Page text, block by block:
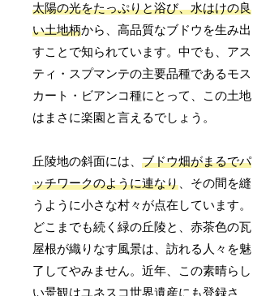
太陽の光をたっぷりと浴び、水はけの良
い土地柄から、高品質なブドウを生み出
すことで知られています。中でも、アス
ティ・スプマンテの主要品種であるモス
カート・ビアンコ種にとって、この土地
はまさに楽園と言えるでしょう。
丘陵地の斜面には、ブドウ畑がまるでパ
ッチワークのように連なり 、その間を縫
うように小さな村々が点在しています。
どこまでも続く緑の丘陵と、赤茶色の瓦
屋根が織りなす風景は、訪れる人々を魅
了してやみません。近年、この素晴らし
い景観はユネスコ世界遺産にも登録さ